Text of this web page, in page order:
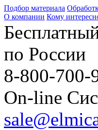
Подбор материала
О компании Кому
по России
8-800-700-
On-line